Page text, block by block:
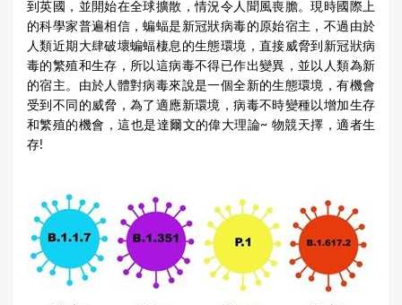
到英國，並開始在全球擴散，情況令人聞風喪膽。現時國際上
的科學家普遍相信，蝙蝠是新冠狀病毒的原始宿主，不過由於
人類近期大肆破壞蝙蝠棲息的生態環境，直接威脅到新冠狀病
毒的繁殖和生存，所以這病毒不得已作出變異，並以人類為新
的宿主。由於人體對病毒來說是一個全新的生態環境，有機會
受到不同的威脅，為了適應新環境，病毒不時變種以增加生存
和繁殖的機會，這也是達爾文的偉大理論~ 物競天擇，適者生
存!